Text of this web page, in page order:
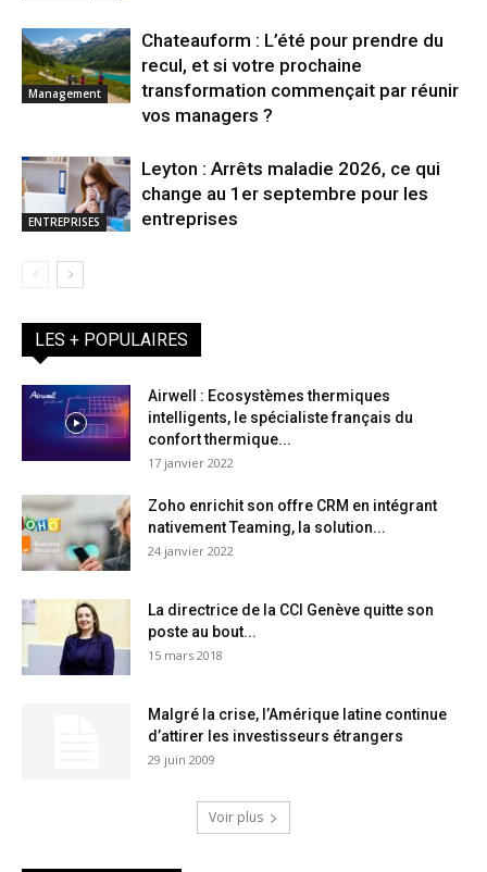
Management
Chateauform : L’été pour prendre du
recul, et si votre prochaine
transformation commençait par réunir
vos managers ?
ENTREPRISES
Leyton : Arrêts maladie 2026, ce qui
change au 1er septembre pour les
entreprises
LES + POPULAIRES
Airwell : Ecosystèmes thermiques
intelligents, le spécialiste français du
confort thermique...
17 janvier 2022
Zoho enrichit son offre CRM en intégrant
nativement Teaming, la solution...
24 janvier 2022
La directrice de la CCI Genève quitte son
poste au bout...
15 mars 2018
Malgré la crise, l’Amérique latine continue
d’attirer les investisseurs étrangers
29 juin 2009
Voir plus